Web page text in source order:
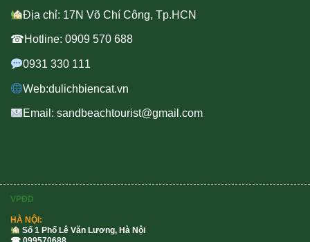
Địa chỉ: 17N Võ Chí Công, Tp.HCN
☎Hotline: 0909 570 688
0931 330 111
Web:dulichbiencat.vn
Email: sandbeachtourist@gmail.com
VPĐD
HÀ NỘI:
Số 1 Phố Lê Văn Lương, Hà Nội